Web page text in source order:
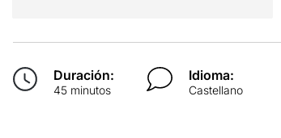
Duración:
45 minutos
Idioma:
Castellano